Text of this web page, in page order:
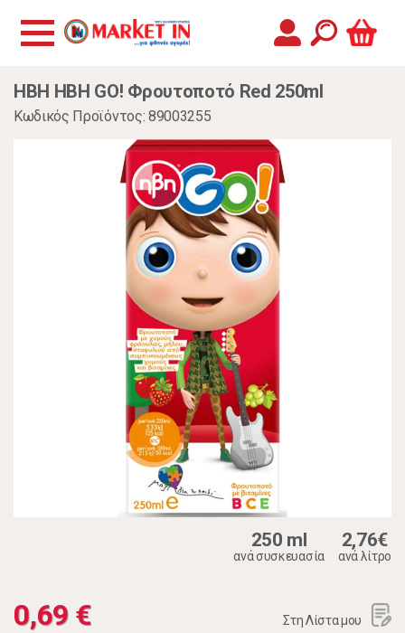
ΗΒΗ ΗΒΗ GO! Φρουτοποτό Red 250ml
Κωδικός Προϊόντος: 89003255
250 ml
ανά συσκευασία
2,76€
ανά λίτρο
0,69 € Στη Λίστα μου